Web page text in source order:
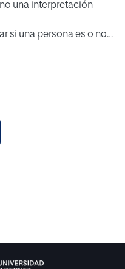
una interpretación
si una persona es o no
determinado ya de
lo era. Únicamente
poca o mucha